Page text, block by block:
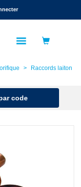
Raccords laiton
code